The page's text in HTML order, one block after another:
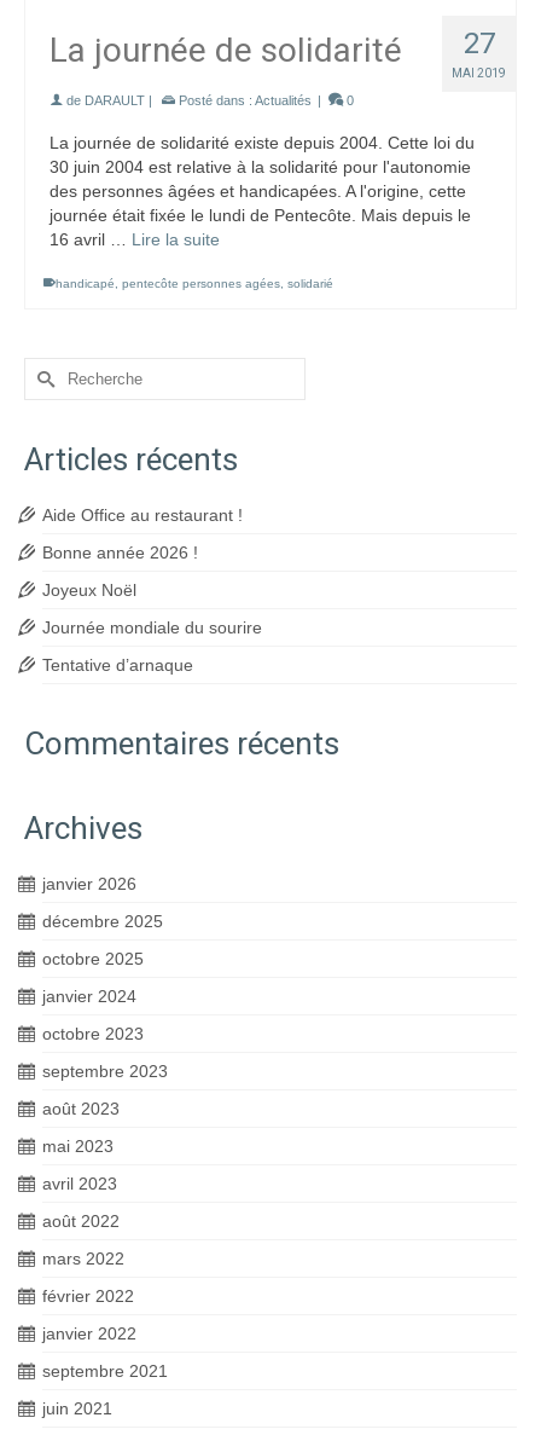
27
MAI 2019
La journée de solidarité
de DARAULT | Posté dans : Actualités | 0
La journée de solidarité existe depuis 2004. Cette loi du
30 juin 2004 est relative à la solidarité pour l'autonomie
des personnes âgées et handicapées. A l'origine, cette
journée était fixée le lundi de Pentecôte. Mais depuis le
16 avril … Lire la suite
handicapé pentecôte personnes agées solidarié
Rechercher :
Articles récents
Aide Office au restaurant !
Bonne année 2026 !
Joyeux Noël
Journée mondiale du sourire
Tentative d’arnaque
Commentaires récents
Archives
janvier 2026
décembre 2025
octobre 2025
janvier 2024
octobre 2023
septembre 2023
août 2023
mai 2023
avril 2023
août 2022
mars 2022
février 2022
janvier 2022
septembre 2021
juin 2021